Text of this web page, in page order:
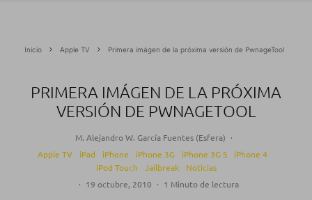
Inicio Apple TV Primera imágen de la próxima versión de PwnageTool
PRIMERA IMÁGEN DE LA PRÓXIMA
VERSIÓN DE PWNAGETOOL
M. Alejandro W. García Fuentes (Esfera) ·
Apple TV
iPad iPhone iPhone 3G iPhone 3G S
iPhone 4
iPod Touch
Jailbreak
Noticias
· 19 octubre, 2010 · 1 Minuto de lectura